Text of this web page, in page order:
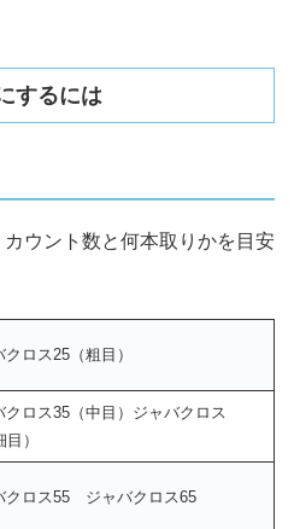
するには
ウント数と何本取りかを目安
クロス25（粗目）
クロス35（中目）ジャバクロス
）
クロス55 ジャバクロス65